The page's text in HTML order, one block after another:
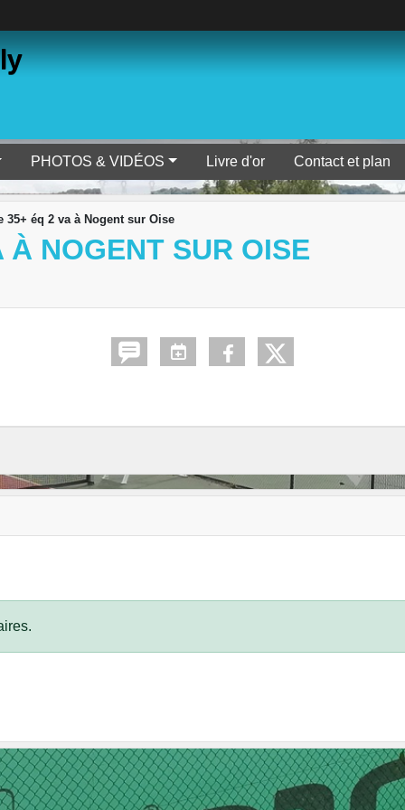
PHOTOS & VIDÉOS Livre d'or Contact et plan
35+ éq 2 va à Nogent sur Oise
NOGENT SUR OISE